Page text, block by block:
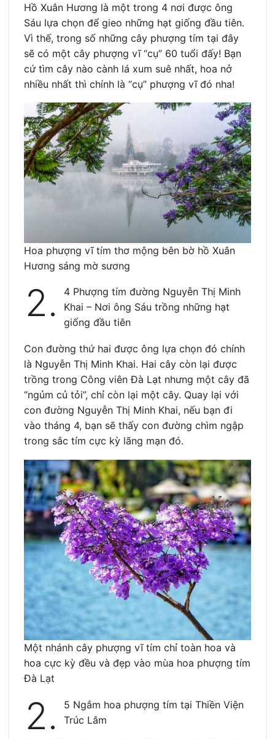
Hồ Xuân Hương là một trong 4 nơi được ông
Sáu lựa chọn để gieo những hạt giống đầu tiên.
Vì thế, trong số những cây phượng tím tại đây
sẽ có một cây phượng vĩ “cụ” 60 tuổi đấy! Bạn
cứ tìm cây nào cành lá xum suê nhất, hoa nở
nhiều nhất thì chính là “cụ” phượng vĩ đó nha!
Hoa phượng vĩ tím thơ mộng bên bờ hồ Xuân
Hương sáng mờ sương
2.
4 Phượng tím đường Nguyễn Thị Minh
Khai – Nơi ông Sáu trồng những hạt
giống đầu tiên
Con đường thứ hai được ông lựa chọn đó chính
là Nguyễn Thị Minh Khai. Hai cây còn lại được
trồng trong Công viên Đà Lạt nhưng một cây đã
“ngủm củ tỏi”, chỉ còn lại một cây. Quay lại với
con đường Nguyễn Thị Minh Khai, nếu bạn đi
vào tháng 4, bạn sẽ thấy con đường chìm ngập
trong sắc tím cực kỳ lãng mạn đó.
Một nhánh cây phượng vĩ tím chỉ toàn hoa và
hoa cực kỳ đều và đẹp vào mùa hoa phượng tím
Đà Lạt
2.
5 Ngắm hoa phượng tím tại Thiền Viện
Trúc Lâm